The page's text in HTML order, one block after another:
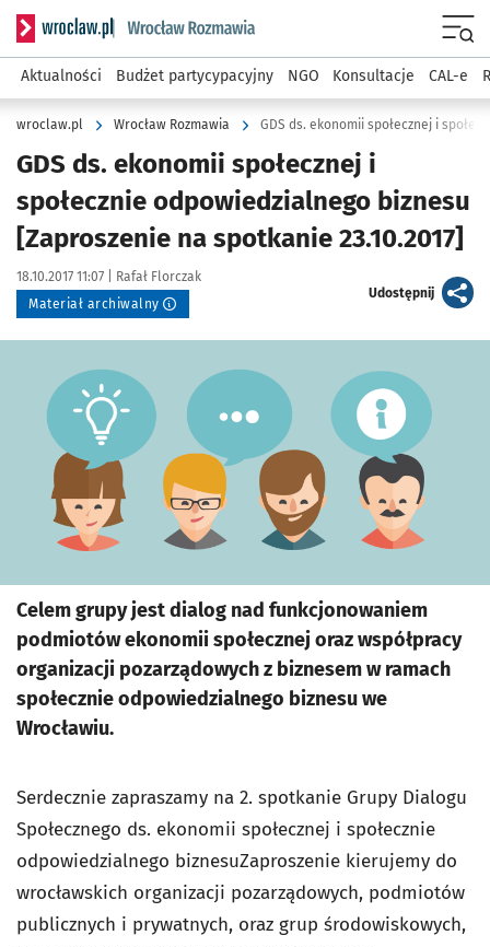
Serwis informacyjny wroclaw.pl podserwis: Rozmawia
Aktualności Budżet partycypacyjny NGO Konsultacje CAL-e
wroclaw.pl Wrocław Rozmawia
GDS ds. ekonomii społecznej i
społecznie odpowiedzialnego biznesu
[Zaproszenie na spotkanie 23.10.2017]
Data publikacji:
18.10.2017 11:07 | Autor:
Rafał Florczak
Materiał archiwalny
Udostępnijartykuł
Celem grupy jest dialog nad funkcjonowaniem
podmiotów ekonomii społecznej oraz współpracy
organizacji pozarządowych z biznesem w ramach
społecznie odpowiedzialnego biznesu we
Wrocławiu.
Serdecznie zapraszamy na 2. spotkanie Grupy Dialogu
Społecznego ds. ekonomii społecznej i społecznie
odpowiedzialnego biznesuZaproszenie kierujemy do
wrocławskich organizacji pozarządowych, podmiotów
publicznych i prywatnych, oraz grup środowiskowych,